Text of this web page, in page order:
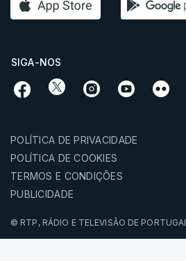
SIGA-NOS
POLÍTICA DE PRIVACIDADE
POLÍTICA DE COOKIES
TERMOS E CONDIÇÕES
PUBLICIDADE
© RTP, RÁDIO E TELEVISÃO DE PORTUGAL